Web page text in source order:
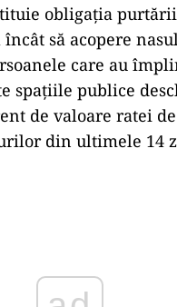
obligaţia
să acopere
care au
spaţiile publice
de valoare ratei
din ultimele 14